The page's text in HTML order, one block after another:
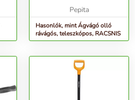
Pepita
Hasonlók, mint Ágvágó olló
rávágós, teleszkópos, RACSNIS